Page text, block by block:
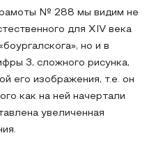
№ 288 мы видим не
для XIV века
но и в
3, сложного рисунка,
его изображения, т.е. он
как на ней начертали
увеличенная